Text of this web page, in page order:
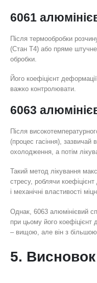
6061
Після термообробки
(Стан Т4) або пряме
обробки.
Його коефіцієнт
важко контролювати.
6063
Після
(процес гасіння), зазвичай
охолодження, а потім
Такий метод лікування
стресу, роблячи
і механічні властивості
Однак, 6063 алюмінієвий
при цьому його коефіцієнт
– вищою, але він з більшою
5. Висновок